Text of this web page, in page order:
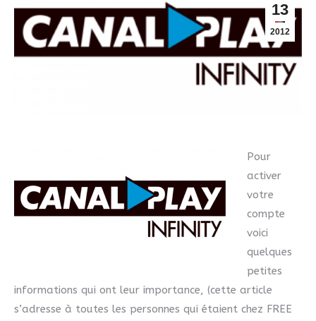
13
2012
Pour
activer
votre
compte
voici
quelques
petites
informations qui ont leur importance, (cette article
s’adresse à toutes les personnes qui étaient chez FREE